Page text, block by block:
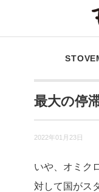
最大の停
2022年01月23日
いや、オミク
対して国がス